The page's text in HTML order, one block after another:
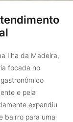
Ilha da Madeira,
focada no
e pela
expandiu
bairro para uma